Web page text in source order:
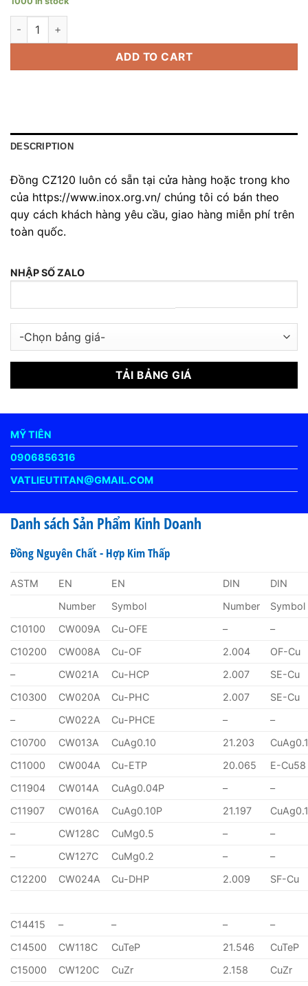
Đồng CZ120 quantity
ADD TO CART
DESCRIPTION
Đồng CZ120 luôn có sẵn tại cửa hàng hoặc trong kho
của https://www.inox.org.vn/ chúng tôi có bán theo
quy cách khách hàng yêu cầu, giao hàng miễn phí trên
toàn quốc.
NHẬP SỐ ZALO
MỸ TIÊN
0906856316
VATLIEUTITAN@GMAIL.COM
Danh sách Sản Phẩm Kinh Doanh
Đồng Nguyên Chất - Hợp Kim Thấp
ASTM EN EN DIN
DIN
Number
Symbol Number
Symbol
C10100
CW009A Cu-OFE –
–
C10200
CW008A Cu-OF 2.004
OF-Cu
–
CW021A Cu-HCP 2.007
SE-Cu
C10300
CW020A Cu-PHC 2.007
SE-Cu
–
CW022A Cu-PHCE –
–
C10700
CW013A CuAg0.10 21.203
C11000
CW004A Cu-ETP 20.065
E-Cu58
C11904
CW014A CuAg0.04P –
–
C11907
CW016A CuAg0.10P 21.197
–
CW128C CuMg0.5 –
–
–
CW127C CuMg0.2 –
–
C12200
CW024A Cu-DHP 2.009 SF-Cu
C14415 – – –
–
C14500
CW118C CuTeP 21.546
CuTeP
C15000
CW120C CuZr 2.158
CuZr